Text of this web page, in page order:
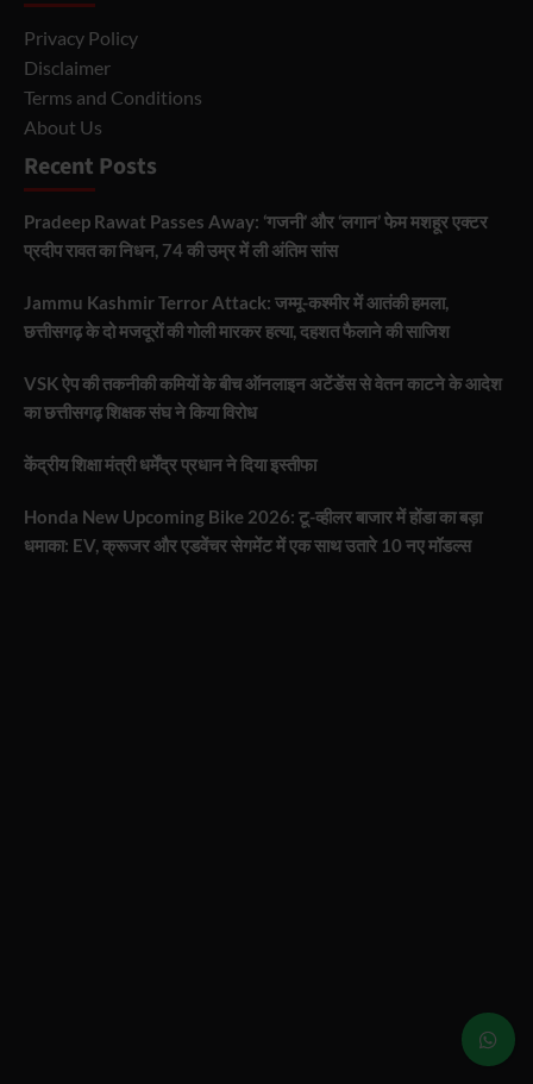
Privacy Policy
Disclaimer
Terms and Conditions
About Us
Recent Posts
Pradeep Rawat Passes Away: ‘गजनी’ और ‘लगान’ फेम मशहूर एक्टर
प्रदीप रावत का निधन, 74 की उम्र में ली अंतिम सांस
Jammu Kashmir Terror Attack: जम्मू-कश्मीर में आतंकी हमला,
छत्तीसगढ़ के दो मजदूरों की गोली मारकर हत्या, दहशत फैलाने की साजिश
VSK ऐप की तकनीकी कमियों के बीच ऑनलाइन अटेंडेंस से वेतन काटने के आदेश
का छत्तीसगढ़ शिक्षक संघ ने किया विरोध
केंद्रीय शिक्षा मंत्री धर्मेंद्र प्रधान ने दिया इस्तीफा
Honda New Upcoming Bike 2026: टू-व्हीलर बाजार में होंडा का बड़ा
धमाका: EV, क्रूजर और एडवेंचर सेगमेंट में एक साथ उतारे 10 नए मॉडल्स